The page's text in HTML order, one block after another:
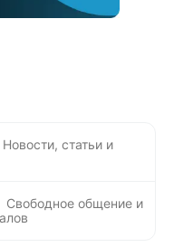
Новости, статьи и
Свободное общение и